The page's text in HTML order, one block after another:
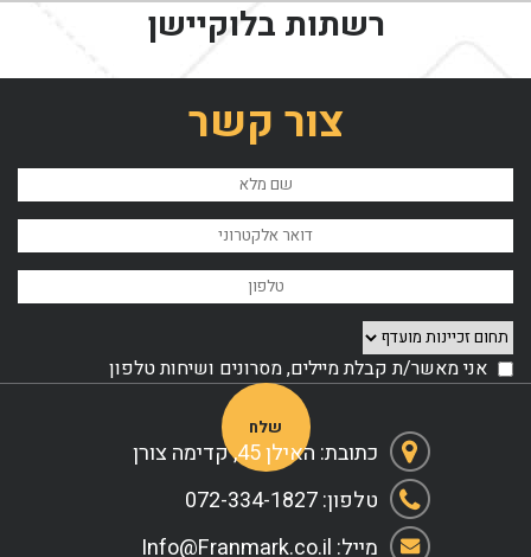
רשתות בלוקיישן
צור קשר
אני מאשר/ת קבלת מיילים, מסרונים ושיחות טלפון
Please leave this field empty.
כתובת: האילן 45, קדימה צורן
טלפון: 072-334-1827
מייל: Info@Franmark.co.il